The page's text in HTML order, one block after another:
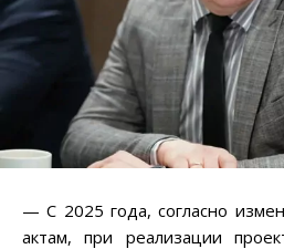
— С 2025 года, согласно
актам, при реализации